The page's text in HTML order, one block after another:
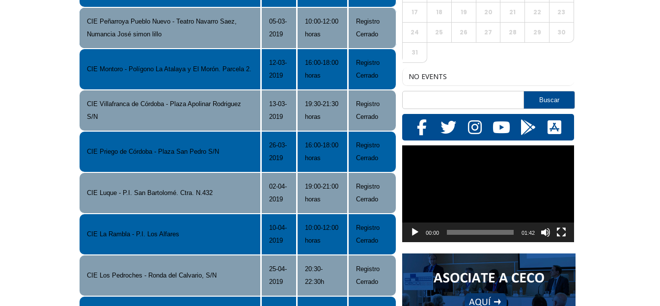
CIE Peñarroya Pueblo Nuevo - Teatro Navarro Saez,
Numancia José simon lillo
05-03-
2019
10:00-12:00
horas
Registro
Cerrado
CIE Montoro - Polígono La Atalaya y El Morón. Parcela 2.
12-03-
2019
16:00-18:00
horas
Registro
Cerrado
CIE Villafranca de Córdoba - Plaza Apolinar Rodriguez
S/N
13-03-
2019
19:30-21:30
horas
Registro
Cerrado
CIE Priego de Córdoba - Plaza San Pedro S/N
26-03-
2019
16:00-18:00
horas
Registro
Cerrado
CIE Luque - P.I. San Bartolomé. Ctra. N.432
02-04-
2019
19:00-21:00
horas
Registro
Cerrado
CIE La Rambla - P.I. Los Alfares
10-04-
2019
10:00-12:00
horas
Registro
Cerrado
CIE Los Pedroches - Ronda del Calvario, S/N
25-04-
2019
20:30-
22:30h
Registro
Cerrado
17 18 19 20 21 22 23
24 25 26 27 28 29 30
31
NO EVENTS
00:00 01:42